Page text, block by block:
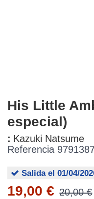
His Little
especial)
: Kazuki Natsume
Referencia
Salida el 01/04/
19,00 € 20,00 €